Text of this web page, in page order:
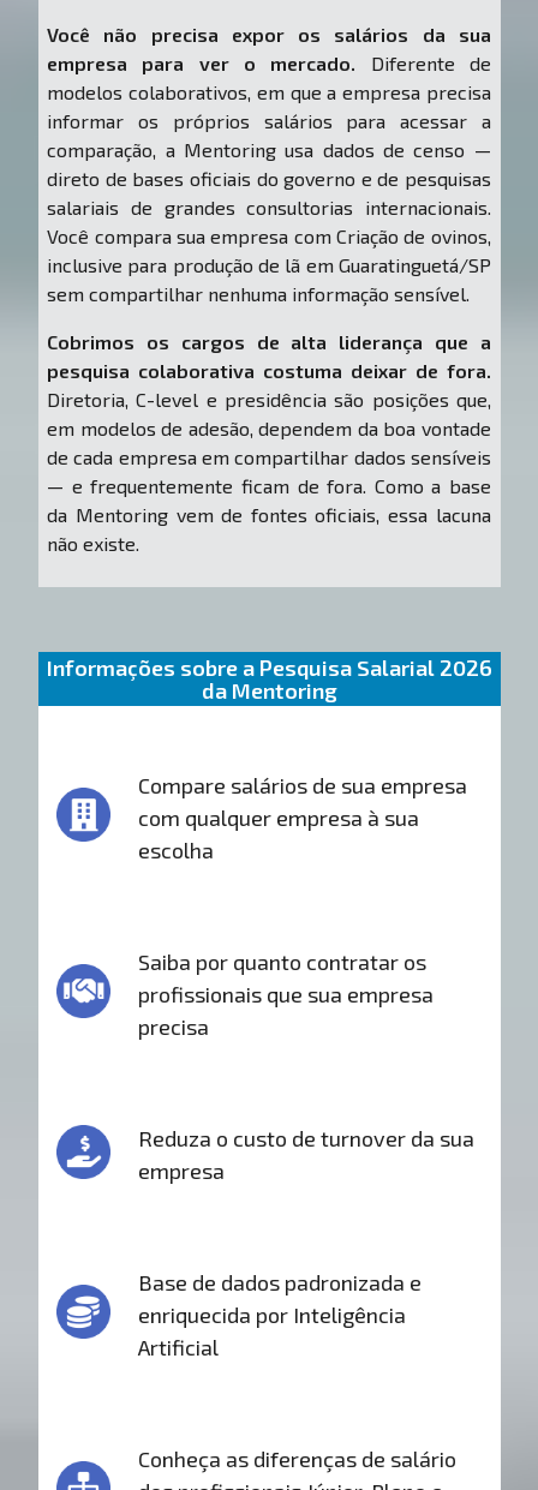
Você não precisa expor os salários da sua
empresa para ver o mercado. Diferente de
modelos colaborativos, em que a empresa precisa
informar os próprios salários para acessar a
comparação, a Mentoring usa dados de censo —
direto de bases oficiais do governo e de pesquisas
salariais de grandes consultorias internacionais.
Você compara sua empresa com Criação de ovinos,
inclusive para produção de lã em Guaratinguetá/SP
sem compartilhar nenhuma informação sensível.
Cobrimos os cargos de alta liderança que a
pesquisa colaborativa costuma deixar de fora.
Diretoria, C-level e presidência são posições que,
em modelos de adesão, dependem da boa vontade
de cada empresa em compartilhar dados sensíveis
— e frequentemente ficam de fora. Como a base
da Mentoring vem de fontes oficiais, essa lacuna
não existe.
Informações sobre a Pesquisa Salarial 2026
da Mentoring
Compare salários de sua empresa
com qualquer empresa à sua
escolha
Saiba por quanto contratar os
profissionais que sua empresa
precisa
Reduza o custo de turnover da sua
empresa
Base de dados padronizada e
enriquecida por Inteligência
Artificial
Conheça as diferenças de salário